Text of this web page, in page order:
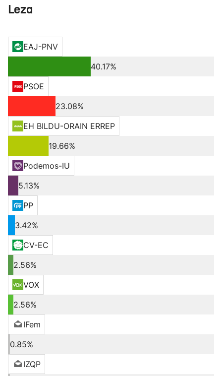
Leza
EAJ-PNV
40.17%
PSOE
23.08%
EH BILDU-ORAIN ERREP
19.66%
Podemos-IU
5.13%
PP
3.42%
CV-EC
2.56%
VOX
2.56%
IFem
0.85%
IZQP